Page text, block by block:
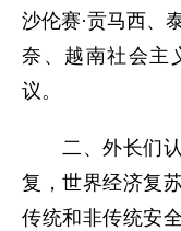
沙伦赛·贡马西、
奈、越南社会主
议。
二、外长们认
复，世界经济复
传统和非传统安